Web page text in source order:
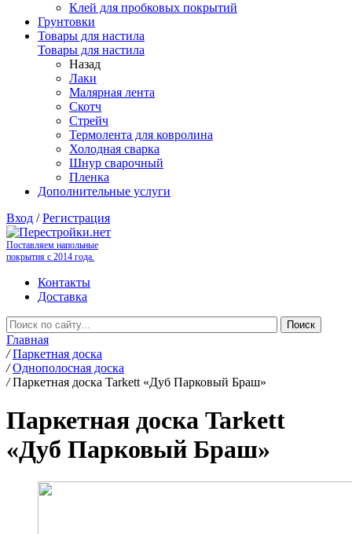
Клей для пробковых покрытий
Грунтовки
Товары для настила
Товары для настила
Назад
Лаки
Малярная лента
Скотч
Стрейч
Термолента для ковролина
Холодная сварка
Шнур сварочный
Пленка
Дополнительные услуги
Вход /Регистрация
Поставляем напольные
покрытия с 2014 года.
Контакты
Доставка
Главная
/ Паркетная доска
/ Однополосная доска
/ Паркетная доска Tarkett «Дуб Парковый Браш»
Паркетная доска Tarkett
«Дуб Парковый Браш»